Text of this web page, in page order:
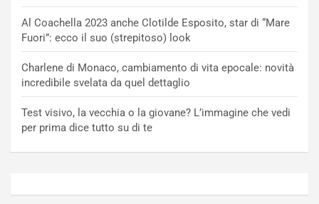
Al Coachella 2023 anche Clotilde Esposito, star di “Mare
Fuori”: ecco il suo (strepitoso) look
Charlene di Monaco, cambiamento di vita epocale: novità
incredibile svelata da quel dettaglio
Test visivo, la vecchia o la giovane? L’immagine che vedi
per prima dice tutto su di te